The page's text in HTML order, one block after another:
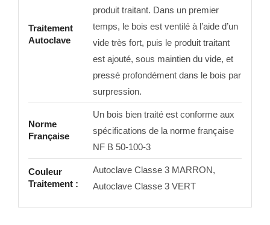
Traitement
Autoclave
produit traitant. Dans un premier
temps, le bois est ventilé à l’aide d’un
vide très fort, puis le produit traitant
est ajouté, sous maintien du vide, et
pressé profondément dans le bois par
surpression.
Norme
Française
Un bois bien traité est conforme aux
spécifications de la norme française
NF B 50-100-3
Couleur
Traitement :
Autoclave Classe 3 MARRON,
Autoclave Classe 3 VERT